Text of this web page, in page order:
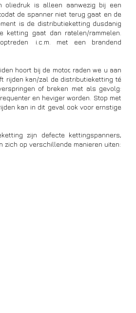
oliedruk is alleen aanwezig bij een
de spanner niet terug gaat en de
is de distributieketting dusdanig
gaat dan ratelen/rammelen.
i.c.m. met een brandend
hoort bij de motor, raden we u aan
rijden kan/zal de distributieketting té
of breken met als gevolg:
en heviger worden. Stop met
kan in dit geval ook voor ernstige
zijn defecte kettingspanners,